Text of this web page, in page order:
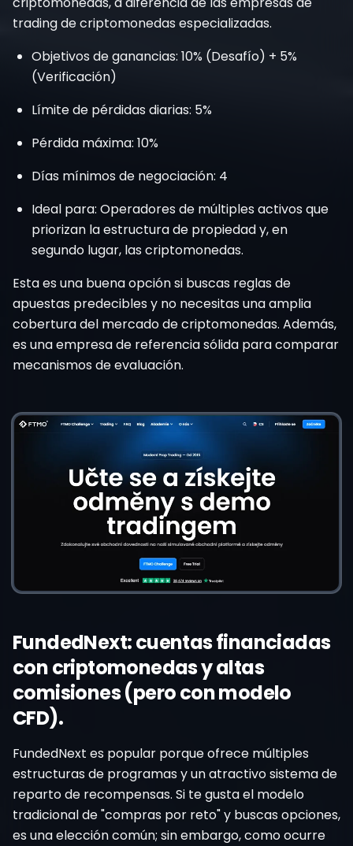
trading de criptomonedas especializadas.
Objetivos de ganancias: 10% (Desafío) + 5%
(Verificación)
Límite de pérdidas diarias: 5%
Pérdida máxima: 10%
Días mínimos de negociación: 4
Ideal para: Operadores de múltiples activos que
priorizan la estructura de propiedad y, en
segundo lugar, las criptomonedas.
Esta es una buena opción si buscas reglas de
apuestas predecibles y no necesitas una amplia
cobertura del mercado de criptomonedas. Además,
es una empresa de referencia sólida para comparar
mecanismos de evaluación.
FundedNext: cuentas financiadas
con criptomonedas y altas
comisiones (pero con modelo
CFD).
FundedNext es popular porque ofrece múltiples
estructuras de programas y un atractivo sistema de
reparto de recompensas. Si te gusta el modelo
tradicional de "compras por reto" y buscas opciones,
es una elección común; sin embargo, como ocurre